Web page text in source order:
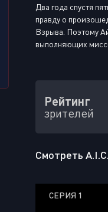
Два года спустя
правду о
Взрыва. Поэтому
выполняющих
Рейтинг
зрителей
Смотреть
СЕРИЯ 1